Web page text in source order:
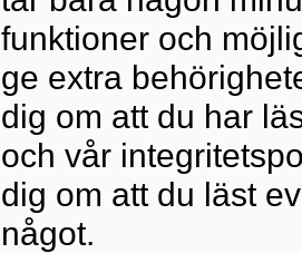
funktioner och
ge extra
dig om att du har
och vår
dig om att du läst
något.